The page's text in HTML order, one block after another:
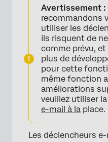
Avertissement :
recommandons
utiliser les
ils risquent de
comme prévu,
plus de
pour cette
même fonction
améliorations
veuillez utiliser
e-mail à la place.
Les déclencheurs